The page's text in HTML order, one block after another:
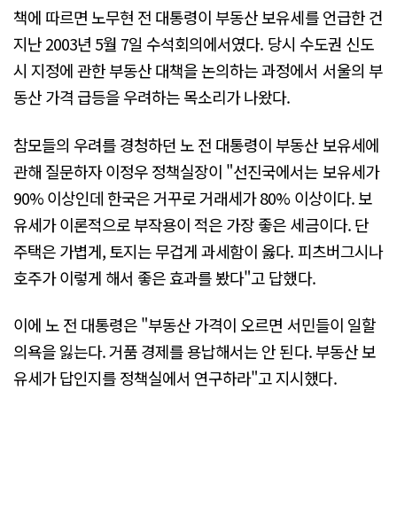
책에 따르면 노무현 전 대통령이 부동산 보유세를 언급한 건
지난 2003년 5월 7일 수석회의에서였다. 당시 수도권 신도
시 지정에 관한 부동산 대책을 논의하는 과정에서 서울의 부
동산 가격 급등을 우려하는 목소리가 나왔다.
참모들의 우려를 경청하던 노 전 대통령이 부동산 보유세에
관해 질문하자 이정우 정책실장이 "선진국에서는 보유세가
90% 이상인데 한국은 거꾸로 거래세가 80% 이상이다. 보
유세가 이론적으로 부작용이 적은 가장 좋은 세금이다. 단
주택은 가볍게, 토지는 무겁게 과세함이 옳다. 피츠버그시나
호주가 이렇게 해서 좋은 효과를 봤다"고 답했다.
이에 노 전 대통령은 "부동산 가격이 오르면 서민들이 일할
의욕을 잃는다. 거품 경제를 용납해서는 안 된다. 부동산 보
유세가 답인지를 정책실에서 연구하라"고 지시했다.